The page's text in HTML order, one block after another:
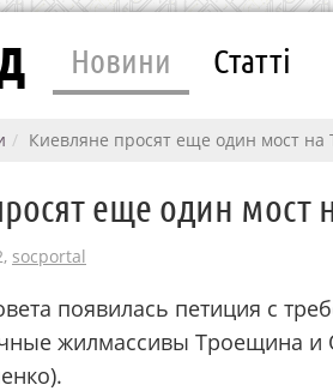
Новини Статті
Киевляне просят еще один мост
еще один мост
socportal
появилась петиция с
жилмассивы Троещина